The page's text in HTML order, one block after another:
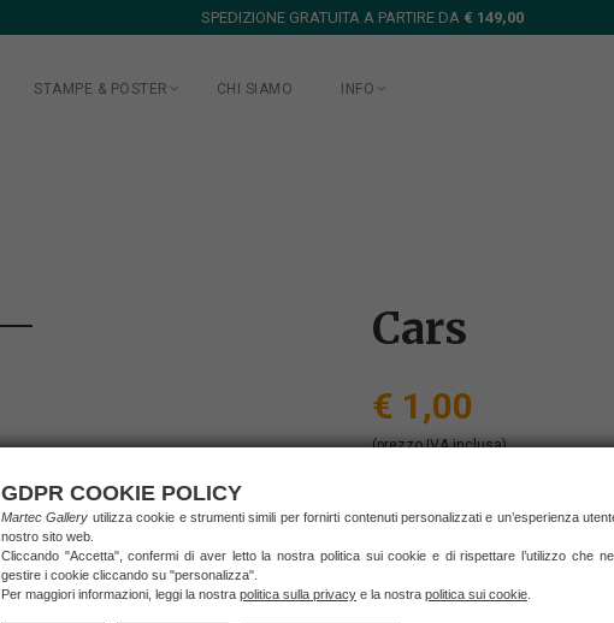
SPEDIZIONE GRATUITA A PARTIRE DA € 149,00
STAMPE & POSTER CHI SIAMO INFO
Cars
€ 1,00
(prezzo IVA inclusa)
RICHIEDI
NON DISPONIBILE
GDPR COOKIE POLICY
Martec Gallery utilizza cookie e strumenti simili per fornirti contenuti personalizzati e un’esperienza
nostro sito web.
Cliccando "Accetta", confermi di aver letto la nostra politica sui cookie e di rispettare l’utilizzo che
gestire i cookie cliccando su "personalizza".
Per maggiori informazioni, leggi la nostra politica sulla privacy e la nostra politica sui cookie